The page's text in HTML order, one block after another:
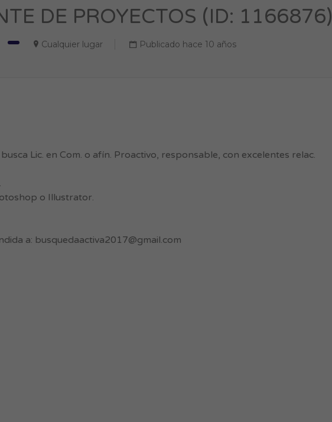
DE PROYECTOS (ID: 1166876)
Cualquier lugar Publicado hace 10 años
Lic. en Com. o afín. Proactivo, responsable, con excelentes relac.
o Illustrator.
a: busquedaactiva2017@gmail.com